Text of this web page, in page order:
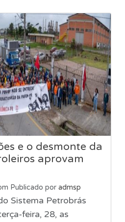
e o desmonte da
aprovam
Publicado por admsp
Sistema Petrobrás
feira, 28, as